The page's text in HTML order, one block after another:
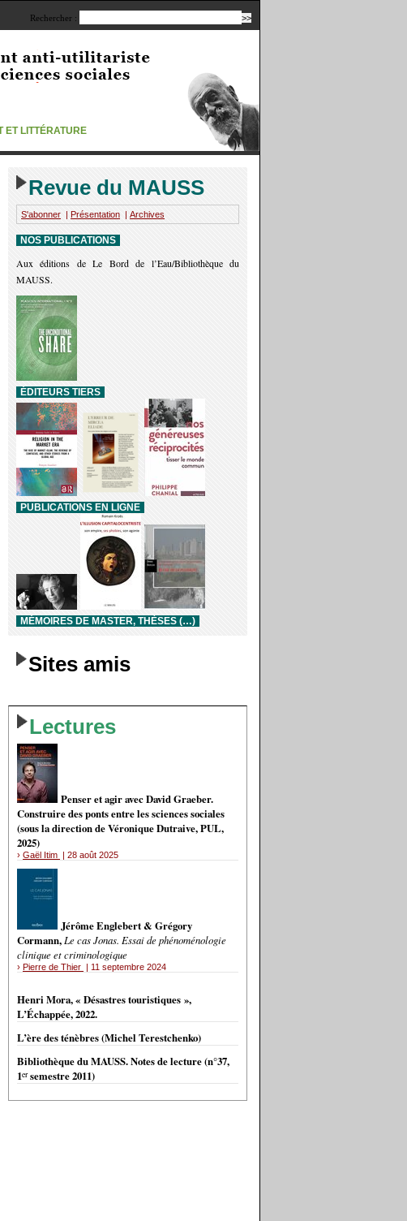
Rechercher :
ET LITTÉRATURE
Revue du MAUSS
S'abonner | Présentation | Archives
NOS PUBLICATIONS
Aux éditions de Le Bord de l’Eau/Bibliothèque du
MAUSS.
ÉDITEURS TIERS
PUBLICATIONS EN LIGNE
MÉMOIRES DE MASTER, THÈSES (…)
Sites amis
Lectures
Penser et agir avec David Graeber.
Construire des ponts entre les sciences sociales
(sous la direction de Véronique Dutraive, PUL,
2025)
› Gaël Itim | 28 août 2025
Jérôme Englebert & Grégory
Cormann, Le cas Jonas. Essai de phénoménologie
clinique et criminologique
› Pierre de Thier | 11 septembre 2024
Henri Mora, « Désastres touristiques »,
L’Échappée, 2022.
L’ère des ténèbres (Michel Terestchenko)
Bibliothèque du MAUSS. Notes de lecture (n°37,
1ersemestre 2011)